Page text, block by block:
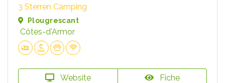
3 Sterren Camping
Plougrescant
Côtes-d'Armor
Website Fiche